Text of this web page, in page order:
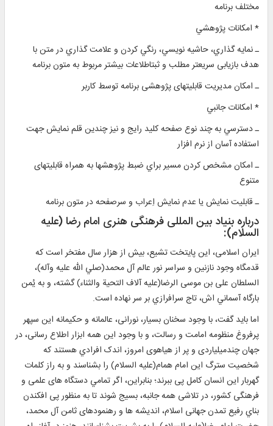
مختلف برنامه
* امكانات پژوهشي
ـ نمايه‌ گذاري، حاشيه نويسي، رنگي كردن و علامت گذاري در متن با
هدف بازیابی سریعتر مطلب و ثبتاطلاعات بیشتر مربوط به متون برنامه
ـ امکان مدیریت قابلیتهای پژوهشی برنامه توسط کاربر
* امكانات جانبي
ـ دسترسي به چند نوع صفحه‌ كليد رايج و نيز چندين قلم نمايش جهت
استفاده آسان از نرم افزار
ـ امكان مشخص كردن مسير براي ضبط پژوهشها به همراه قابليتهای
متنوع
ـ قابلیت نمایش یا عدم نمایش اِعراب و سرصفحه در متون برنامه
درباره بنیاد بین المللی فرهنگی هنری امام رضا (عليه
السلام):
ایران اسلامی، این پايتخت تشیع، بیش از هزار سال مفتخر است كه
قدمگاه وجود نازنين و سراسر نور عالم آل محمد(صلي الله عليه وآله)،
السلطان علی‌ بن ‌موسی الرضا(علیه آلاف التحیة والثناء) گشته، و به یُمن
بارگاه آسماني ‌اش، تاج سرافرازي بر سر نهاده است.
اما بايد گفت، با وجود سخنان بسيار، نورانی، عالمانه و حکیمانه این سپهر
پرفروغ منظومه امامت و رسالت، و با وجود اين همه ابزار اطلاع رسانی، در
جهان چندمیلیاردی و پر از هیاهوی امروز، اندک افرادي هستند که
شخصیت سترگ این امام همام(عليه السلام) را بشناسند و به راز کلمات
گهربار این انسان کامل پی ببرند؛ بنابراين، اگر تمامي دستگاه های علمی و
فرهنگی کشور، در تلاشی همه جانبه، بسیج شوند تا به منظور پی افکندن
بناي رفیع تمدن جهانی اسلام، اندیشه ها و رهنمودهای ثامن آل محمد،